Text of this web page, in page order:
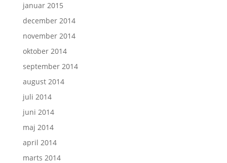
januar 2015
december 2014
november 2014
oktober 2014
september 2014
august 2014
juli 2014
juni 2014
maj 2014
april 2014
marts 2014